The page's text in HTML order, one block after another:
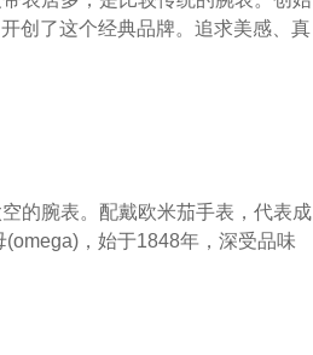
创了这个经典品牌。追求美感、真
的腕表。配戴欧米茄手表，代表成
，始于1848年，深受品味